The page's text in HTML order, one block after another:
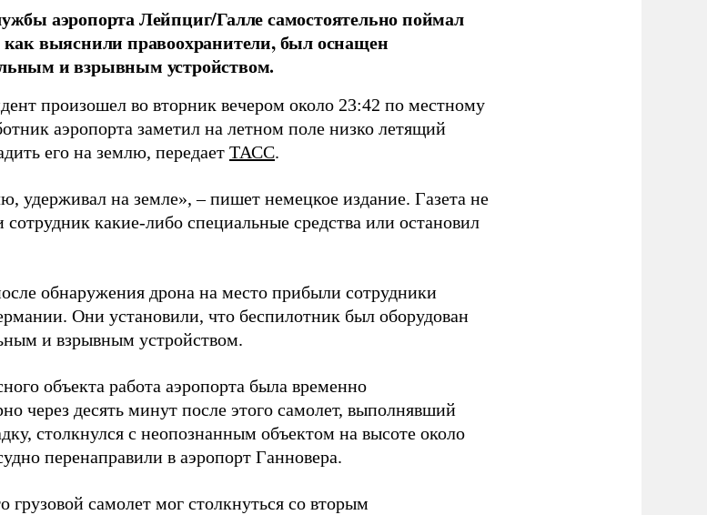
аэропорта Лейпциг/Галле самостоятельно поймал
выяснили правоохранители, был оснащен
и взрывным устройством.
произошел во вторник вечером около 23:42 по местному
аэропорта заметил на летном поле низко летящий
его на землю, передает ТАСС.
удерживал на земле», – пишет немецкое издание. Газета не
сотрудник какие-либо специальные средства или остановил
обнаружения дрона на место прибыли сотрудники
Они установили, что беспилотник был оборудован
и взрывным устройством.
объекта работа аэропорта была временно
через десять минут после этого самолет, выполнявший
столкнулся с неопознанным объектом на высоте около
перенаправили в аэропорт Ганновера.
грузовой самолет мог столкнуться со вторым